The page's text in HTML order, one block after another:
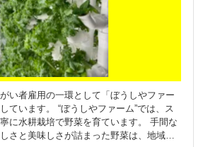
してみましょう。ご自宅での健康管理の
27) 指先を機器
秒で簡単に測定できます。血管の弾力性
されます。生活習慣病の予防にも役立つ
については、その場で
だきます。日頃から気になる健康のこと
きるよう、スタッフ一同、皆様のお越し
ます。この機会にぜひ「ぼうしや薬局 た
【開催概要】 イベント名:
店 オープン記念 無料健康測定会 期間:
い者雇用の一環として「ぼうしやファー
しやファーム”では、ス
水耕栽培で野菜を育ています。 手間な
さと美味しさが詰まった野菜は、地域の